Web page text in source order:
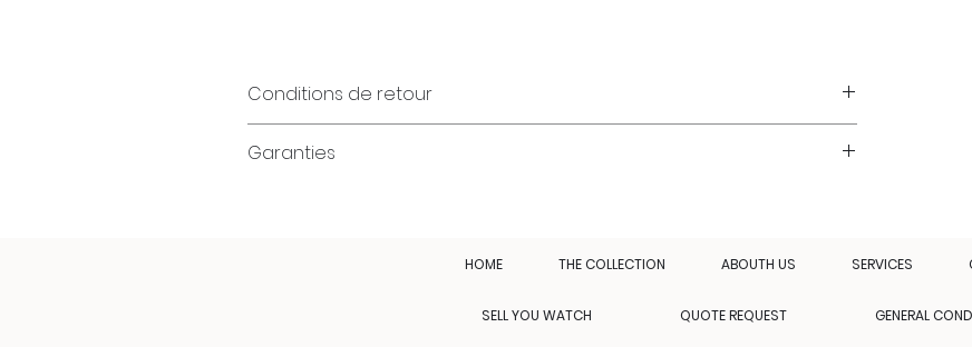
Conditions de retour
Garanties
HOME THE COLLECTION ABOUTH US SERVICES
SELL YOU WATCH QUOTE REQUEST GENERAL